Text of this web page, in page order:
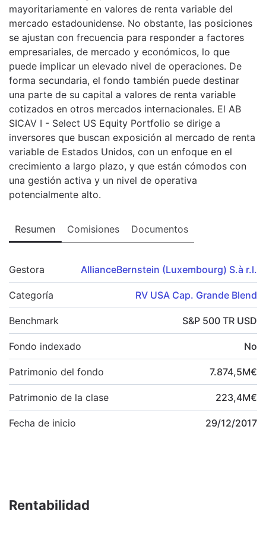
mayoritariamente en valores de renta variable del
mercado estadounidense. No obstante, las posiciones
se ajustan con frecuencia para responder a factores
empresariales, de mercado y económicos, lo que
puede implicar un elevado nivel de operaciones. De
forma secundaria, el fondo también puede destinar
una parte de su capital a valores de renta variable
cotizados en otros mercados internacionales. El AB
SICAV I - Select US Equity Portfolio se dirige a
inversores que buscan exposición al mercado de renta
variable de Estados Unidos, con un enfoque en el
crecimiento a largo plazo, y que están cómodos con
una gestión activa y un nivel de operativa
potencialmente alto.
Resumen Comisiones Documentos
Gestora AllianceBernstein (Luxembourg) S.à r.l.
Categoría RV USA Cap. Grande Blend
Benchmark S&P 500 TR USD
Fondo indexado No
Patrimonio del fondo 7.874,5M€
Patrimonio de la clase 223,4M€
Fecha de inicio 29/12/2017
Rentabilidad